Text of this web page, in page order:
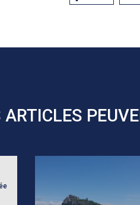
ARTICLES